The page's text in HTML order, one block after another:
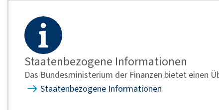
Staatenbezogene Informationen
Das Bundesministerium der Finanzen bietet einen
Staatenbezogene Informationen